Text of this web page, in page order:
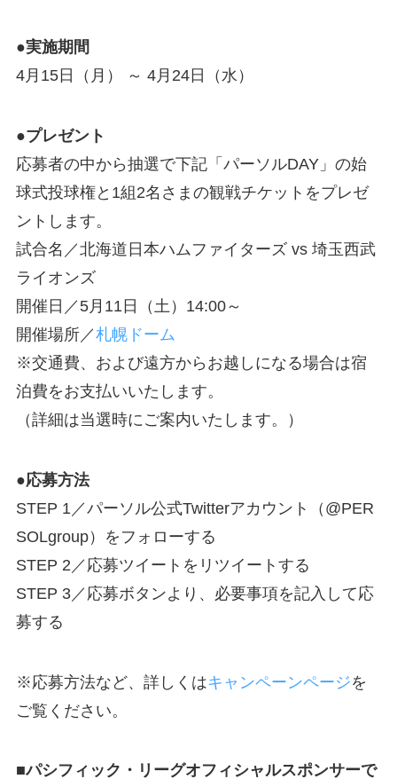
●実施期間
4月15日（月） ～ 4月24日（水）
●プレゼント
応募者の中から抽選で下記「パーソルDAY」の始
球式投球権と1組2名さまの観戦チケットをプレゼ
ントします。
試合名／北海道日本ハムファイターズ vs 埼玉西武
ライオンズ
開催日／5月11日（土）14:00～
開催場所／札幌ドーム
※交通費、および遠方からお越しになる場合は宿
泊費をお支払いいたします。
（詳細は当選時にご案内いたします。）
●応募方法
STEP 1／パーソル公式Twitterアカウント（@PER
SOLgroup）をフォローする
STEP 2／応募ツイートをリツイートする
STEP 3／応募ボタンより、必要事項を記入して応
募する
※応募方法など、詳しくはキャンペーンページを
ご覧ください。
■パシフィック・リーグオフィシャルスポンサーで